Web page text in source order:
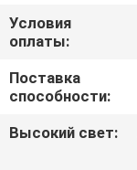
Условия
оплаты:
Поставка
способности:
Высокий свет: